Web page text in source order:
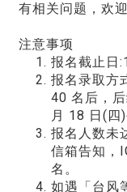
有相关问题，欢
注意事项
报名截止日
报名录取方
40 名后，
月 18 日(四
报名人数未
信箱告知，
名。
如遇「台风